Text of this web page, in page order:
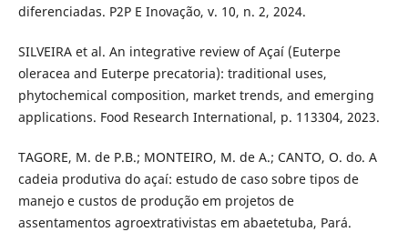
diferenciadas. P2P E Inovação, v. 10, n. 2, 2024.
SILVEIRA et al. An integrative review of Açaí (Euterpe
oleracea and Euterpe precatoria): traditional uses,
phytochemical composition, market trends, and emerging
applications. Food Research International, p. 113304, 2023.
TAGORE, M. de P.B.; MONTEIRO, M. de A.; CANTO, O. do. A
cadeia produtiva do açaí: estudo de caso sobre tipos de
manejo e custos de produção em projetos de
assentamentos agroextrativistas em abaetetuba, Pará.